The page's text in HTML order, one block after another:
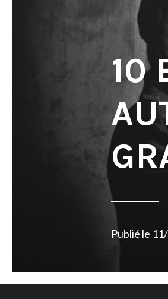
10
Publié le